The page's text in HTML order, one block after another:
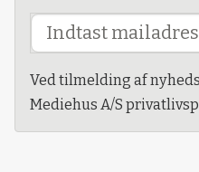
Ved tilmelding af
Mediehus A/S